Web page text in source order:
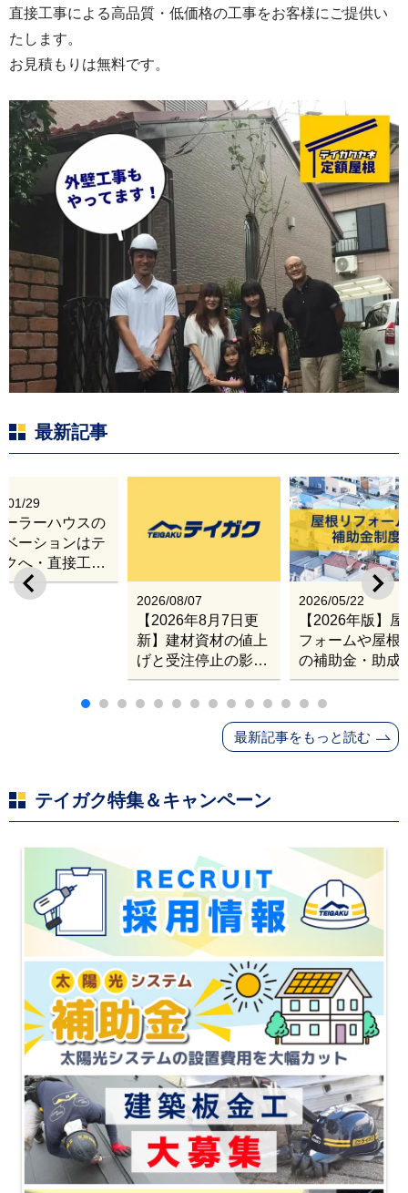
直接工事による高品質・低価格の工事をお客様にご提供い
たします。
お見積もりは無料です。
最新記事
2026/08/07
【2026年8月7日更
新】建材資材の値上
げと受注停止の影響
｜塗料・屋根材・シ
ンナー・断熱材・ル
ーフィングの値上げ
と材料入手困難・出
2026/05/22
【2026年版】
フォームや屋根
の補助金・助成
業
01/29
ーラーハウスの
ベーションはテ
クへ・直接工事
張改修サービス
最新記事をもっと読む
テイガク特集＆キャンペーン